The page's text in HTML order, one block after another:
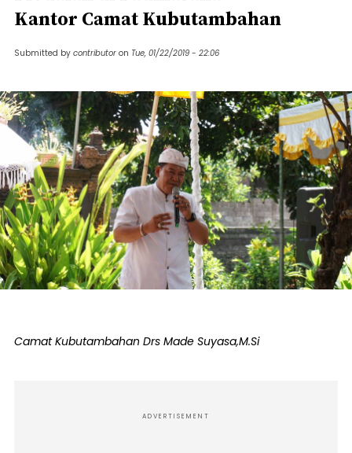
Kantor Camat Kubutambahan
Submitted by contributor on Tue, 01/22/2019 - 22:06
Camat Kubutambahan Drs Made Suyasa,M.Si
ADVERTISEMENT